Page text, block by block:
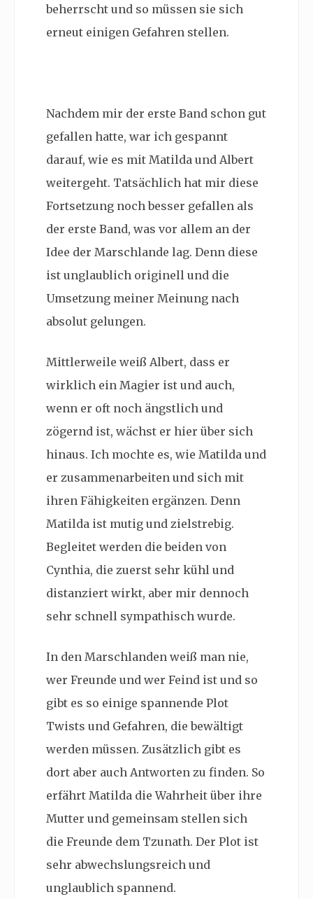
beherrscht und so müssen sie sich
erneut einigen Gefahren stellen.
Nachdem mir der erste Band schon gut
gefallen hatte, war ich gespannt
darauf, wie es mit Matilda und Albert
weitergeht. Tatsächlich hat mir diese
Fortsetzung noch besser gefallen als
der erste Band, was vor allem an der
Idee der Marschlande lag. Denn diese
ist unglaublich originell und die
Umsetzung meiner Meinung nach
absolut gelungen.
Mittlerweile weiß Albert, dass er
wirklich ein Magier ist und auch,
wenn er oft noch ängstlich und
zögernd ist, wächst er hier über sich
hinaus. Ich mochte es, wie Matilda und
er zusammenarbeiten und sich mit
ihren Fähigkeiten ergänzen. Denn
Matilda ist mutig und zielstrebig.
Begleitet werden die beiden von
Cynthia, die zuerst sehr kühl und
distanziert wirkt, aber mir dennoch
sehr schnell sympathisch wurde.
In den Marschlanden weiß man nie,
wer Freunde und wer Feind ist und so
gibt es so einige spannende Plot
Twists und Gefahren, die bewältigt
werden müssen. Zusätzlich gibt es
dort aber auch Antworten zu finden. So
erfährt Matilda die Wahrheit über ihre
Mutter und gemeinsam stellen sich
die Freunde dem Tzunath. Der Plot ist
sehr abwechslungsreich und
unglaublich spannend.